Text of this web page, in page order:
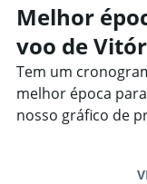
Melhor
voo de
Tem um
melhor época
nosso gráfico de